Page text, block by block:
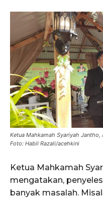
Ketua Mahkamah Syariyah Jantho,
Foto: Habil Razali/acehkini
Ketua Mahkamah
mengatakan,
banyak masalah.